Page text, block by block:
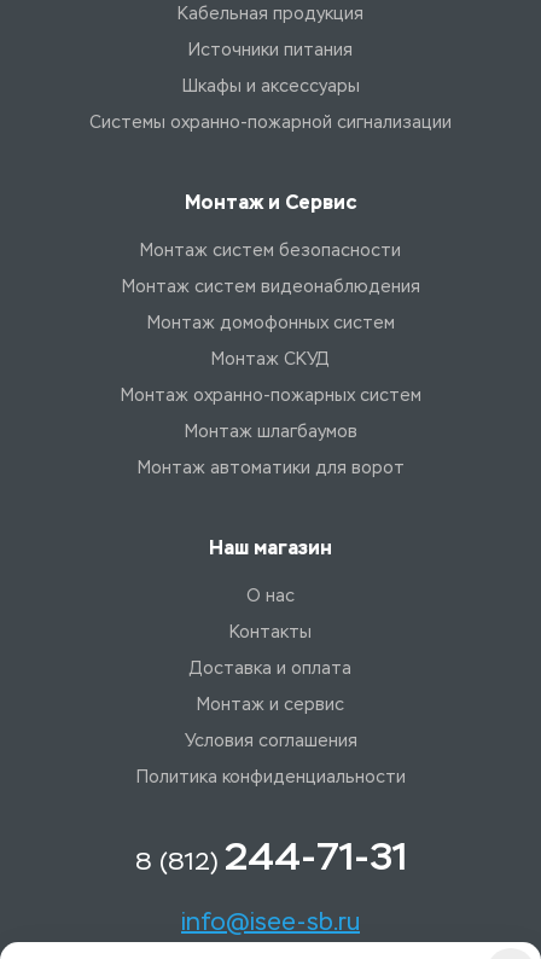
Кабельная продукция
Источники питания
Шкафы и аксессуары
Системы охранно-пожарной сигнализации
Монтаж и Сервис
Монтаж систем безопасности
Монтаж систем видеонаблюдения
Монтаж домофонных систем
Монтаж СКУД
Монтаж охранно-пожарных систем
Монтаж шлагбаумов
Монтаж автоматики для ворот
Наш магазин
О нас
Контакты
Доставка и оплата
Монтаж и сервис
Условия соглашения
Политика конфиденциальности
8 (812) 244-71-31
info@isee-sb.ru